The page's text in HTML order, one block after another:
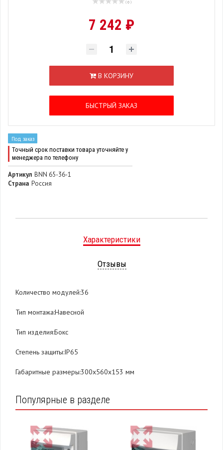
( 0 )
7 242 ₽
В КОРЗИНУ
БЫСТРЫЙ ЗАКАЗ
Под заказ
Точный срок поставки товара уточняйте у
менеджера по телефону
Артикул BNN 65-36-1
Страна Россия
Характеристики
Отзывы
Количество модулей:36
Тип монтажа:Навесной
Тип изделия:Бокс
Степень защиты:IP65
Габаритные размеры:300х560х153 мм
Популярные в разделе